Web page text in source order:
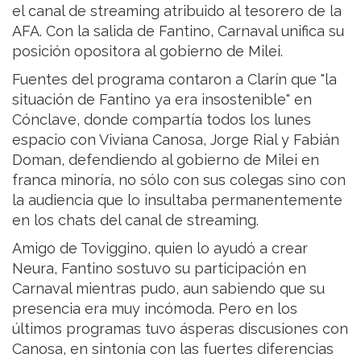
el canal de streaming atribuido al tesorero de la
AFA. Con la salida de Fantino, Carnaval unifica su
posición opositora al gobierno de Milei.
Fuentes del programa contaron a Clarín que "la
situación de Fantino ya era insostenible" en
Cónclave, donde compartía todos los lunes
espacio con Viviana Canosa, Jorge Rial y Fabián
Doman, defendiendo al gobierno de Milei en
franca minoría, no sólo con sus colegas sino con
la audiencia que lo insultaba permanentemente
en los chats del canal de streaming.
Amigo de Toviggino, quien lo ayudó a crear
Neura, Fantino sostuvo su participación en
Carnaval mientras pudo, aun sabiendo que su
presencia era muy incómoda. Pero en los
últimos programas tuvo ásperas discusiones con
Canosa, en sintonía con las fuertes diferencias